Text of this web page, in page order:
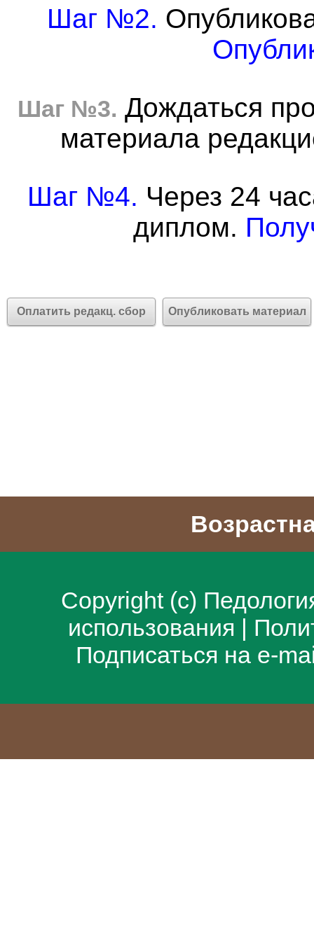
Шаг №2.
Шаг №3. Дождаться
материала
Шаг №4. Через 24
диплом.
Оплатить редакц. сбор Опубликовать материал
Copyright (c)
использования |
Подписаться на e-